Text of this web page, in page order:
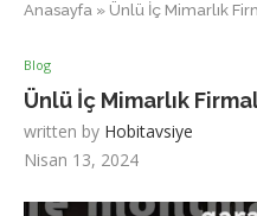
Anasayfa » Ünlü İç Mimarlık
Blog
Ünlü İç Mimarlık
written by Hobitavsiye
Nisan 13, 2024